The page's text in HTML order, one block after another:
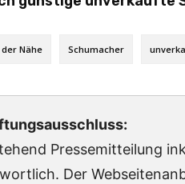
Nähe Schumacher
Pressemitteilung
Der